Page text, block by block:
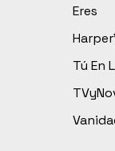
Eres
Tú En